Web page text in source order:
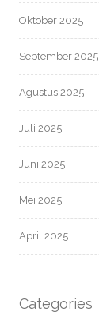
Oktober 2025
September 2025
Agustus 2025
Juli 2025
Juni 2025
Mei 2025
April 2025
Categories